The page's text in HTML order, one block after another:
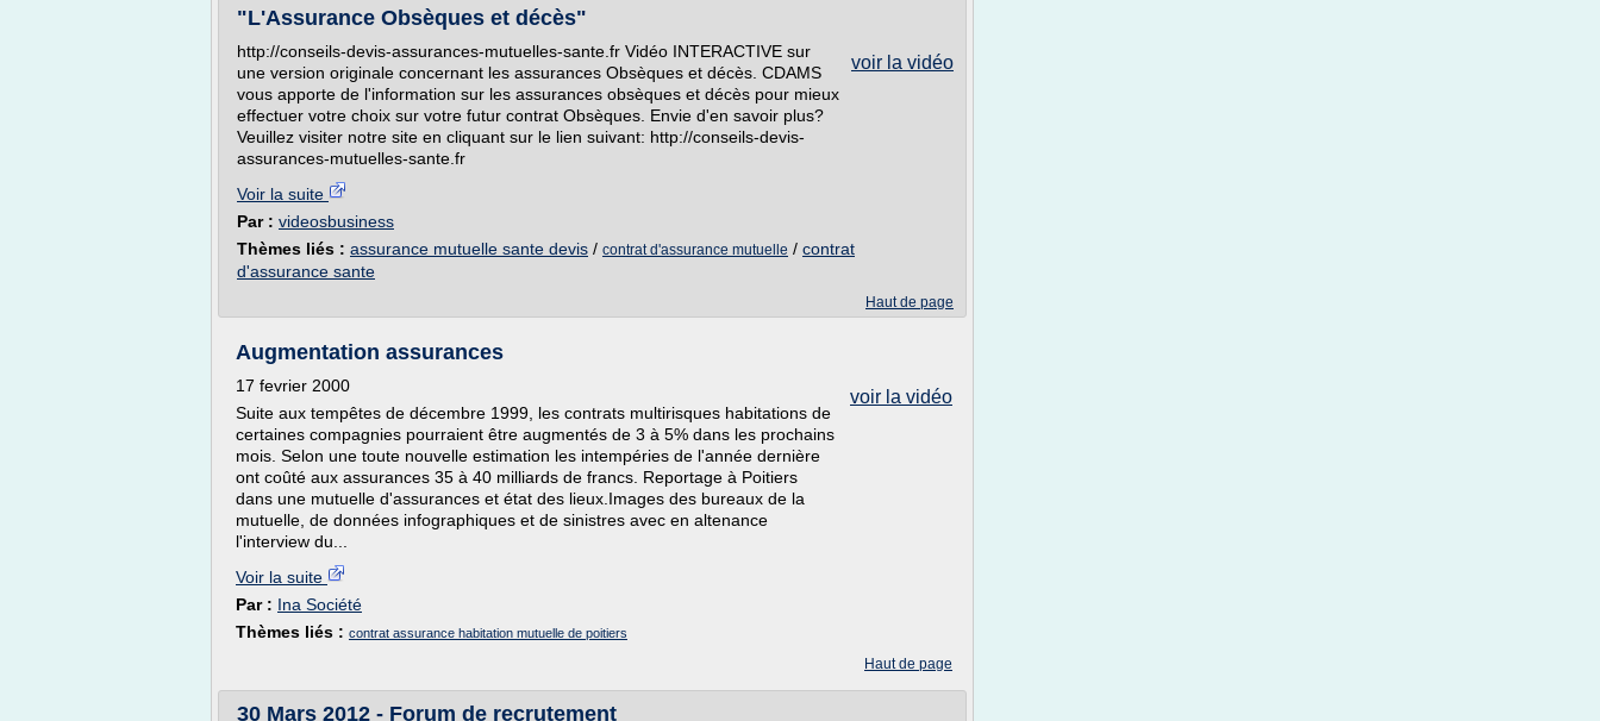
"L'Assurance Obsèques et décès"
voir la vidéo
http://conseils-devis-assurances-mutuelles-sante.fr Vidéo INTERACTIVE sur
une version originale concernant les assurances Obsèques et décès. CDAMS
vous apporte de l'information sur les assurances obsèques et décès pour mieux
effectuer votre choix sur votre futur contrat Obsèques. Envie d'en savoir plus?
Veuillez visiter notre site en cliquant sur le lien suivant: http://conseils-devis-
assurances-mutuelles-sante.fr
Voir la suite
Par : videosbusiness
Thèmes liés : assurance mutuelle sante devis / contrat d'assurance mutuelle / contrat
d'assurance sante
Haut de page
Augmentation assurances
voir la vidéo
17 fevrier 2000
Suite aux tempêtes de décembre 1999, les contrats multirisques habitations de
certaines compagnies pourraient être augmentés de 3 à 5% dans les prochains
mois. Selon une toute nouvelle estimation les intempéries de l'année dernière
ont coûté aux assurances 35 à 40 milliards de francs. Reportage à Poitiers
dans une mutuelle d'assurances et état des lieux.Images des bureaux de la
mutuelle, de données infographiques et de sinistres avec en altenance
l'interview du...
Voir la suite
Par : Ina Société
Thèmes liés : contrat assurance habitation mutuelle de poitiers
Haut de page
30 Mars 2012 - Forum de recrutement